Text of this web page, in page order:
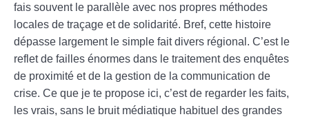
fais souvent le parallèle avec nos propres méthodes
locales de traçage et de solidarité. Bref, cette histoire
dépasse largement le simple fait divers régional. C’est le
reflet de failles énormes dans le traitement des enquêtes
de proximité et de la gestion de la communication de
crise. Ce que je te propose ici, c’est de regarder les faits,
les vrais, sans le bruit médiatique habituel des grandes